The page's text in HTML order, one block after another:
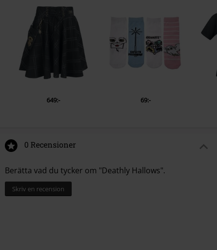
649:- 69:-
0 Recensioner
Berätta vad du tycker om "Deathly Hallows".
Skriv en recension